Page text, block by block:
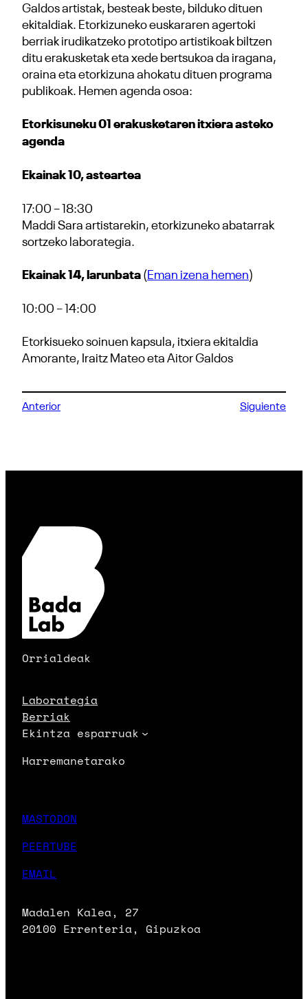
Galdos artistak, besteak beste, bilduko dituen
ekitaldiak. Etorkizuneko euskararen agertoki
berriak irudikatzeko prototipo artistikoak biltzen
ditu erakusketak eta xede bertsukoa da iragana,
oraina eta etorkizuna ahokatu dituen programa
publikoak. Hemen agenda osoa:
Etorkisuneku 01 erakusketaren itxiera asteko
agenda
Ekainak 10, asteartea
17:00 – 18:30
Maddi Sara artistarekin, etorkizuneko abatarrak
sortzeko laborategia.
Ekainak 14, larunbata (Eman izena hemen)
10:00 – 14:00
Etorkisueko soinuen kapsula, itxiera ekitaldia
Amorante, Iraitz Mateo eta Aitor Galdos
Anterior Siguiente
Orrialdeak
Laborategia
Berriak
Ekintza esparruak
Harremanetarako
MASTODON
PEERTUBE
EMAIL
Madalen Kalea, 27
20100 Errenteria, Gipuzkoa